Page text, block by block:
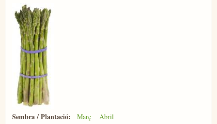
Sembra / Plantació: Març Abril